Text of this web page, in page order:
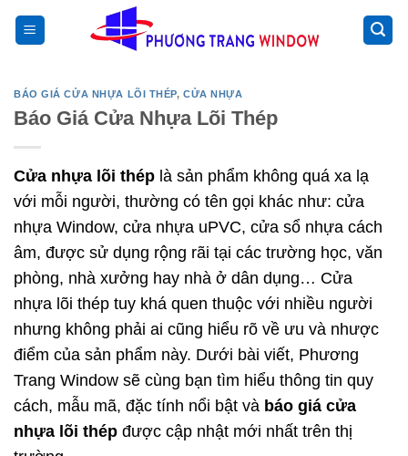
đến
BÁO GIÁ CỬA NHỰA LÕI THÉP,CỬA NHỰA
Báo Giá Cửa Nhựa Lõi Thép
Cửa nhựa lõi thép là sản phẩm không quá xa lạ
với mỗi người, thường có tên gọi khác như: cửa
nhựa Window, cửa nhựa uPVC, cửa sổ nhựa cách
âm, được sử dụng rộng rãi tại các trường học, văn
phòng, nhà xưởng hay nhà ở dân dụng… Cửa
nhựa lõi thép tuy khá quen thuộc với nhiều người
nhưng không phải ai cũng hiểu rõ về ưu và nhược
điểm của sản phẩm này. Dưới bài viết, Phương
Trang Window sẽ cùng bạn tìm hiểu thông tin quy
cách, mẫu mã, đặc tính nổi bật và báo giá cửa
nhựa lõi thép được cập nhật mới nhất trên thị